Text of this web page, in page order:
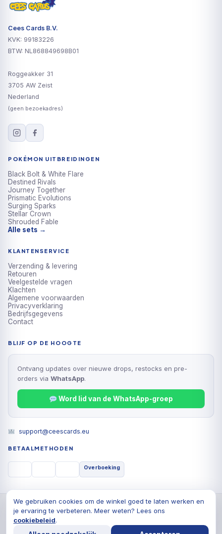
Cees Cards B.V.
KVK: 99183226
BTW: NL868849698B01
Roggeakker 31
3705 AW Zeist
Nederland
(geen bezoekadres)
POKÉMON UITBREIDINGEN
Black Bolt & White Flare
Destined Rivals
Journey Together
Prismatic Evolutions
Surging Sparks
Stellar Crown
Shrouded Fable
Alle sets →
KLANTENSERVICE
Verzending & levering
Retouren
Veelgestelde vragen
Klachten
Algemene voorwaarden
Privacyverklaring
Bedrijfsgegevens
Contact
BLIJF OP DE HOOGTE
Ontvang updates over nieuwe drops, restocks en pre-
orders via WhatsApp.
Word lid van de WhatsApp-groep
support@ceescards.eu
BETAALMETHODEN
Overboeking
© 2026 Cees Cards B.V., Alle rechten voorbehouden
PrivacyverklaringAlgemene voorwaarden Cookiebeleid
We gebruiken cookies om de winkel goed te laten werken en
je ervaring te verbeteren. Meer weten? Lees ons
cookiebeleid.